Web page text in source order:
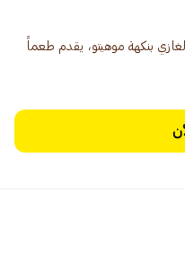
بنكهة موهيتو، يقدم طعماً